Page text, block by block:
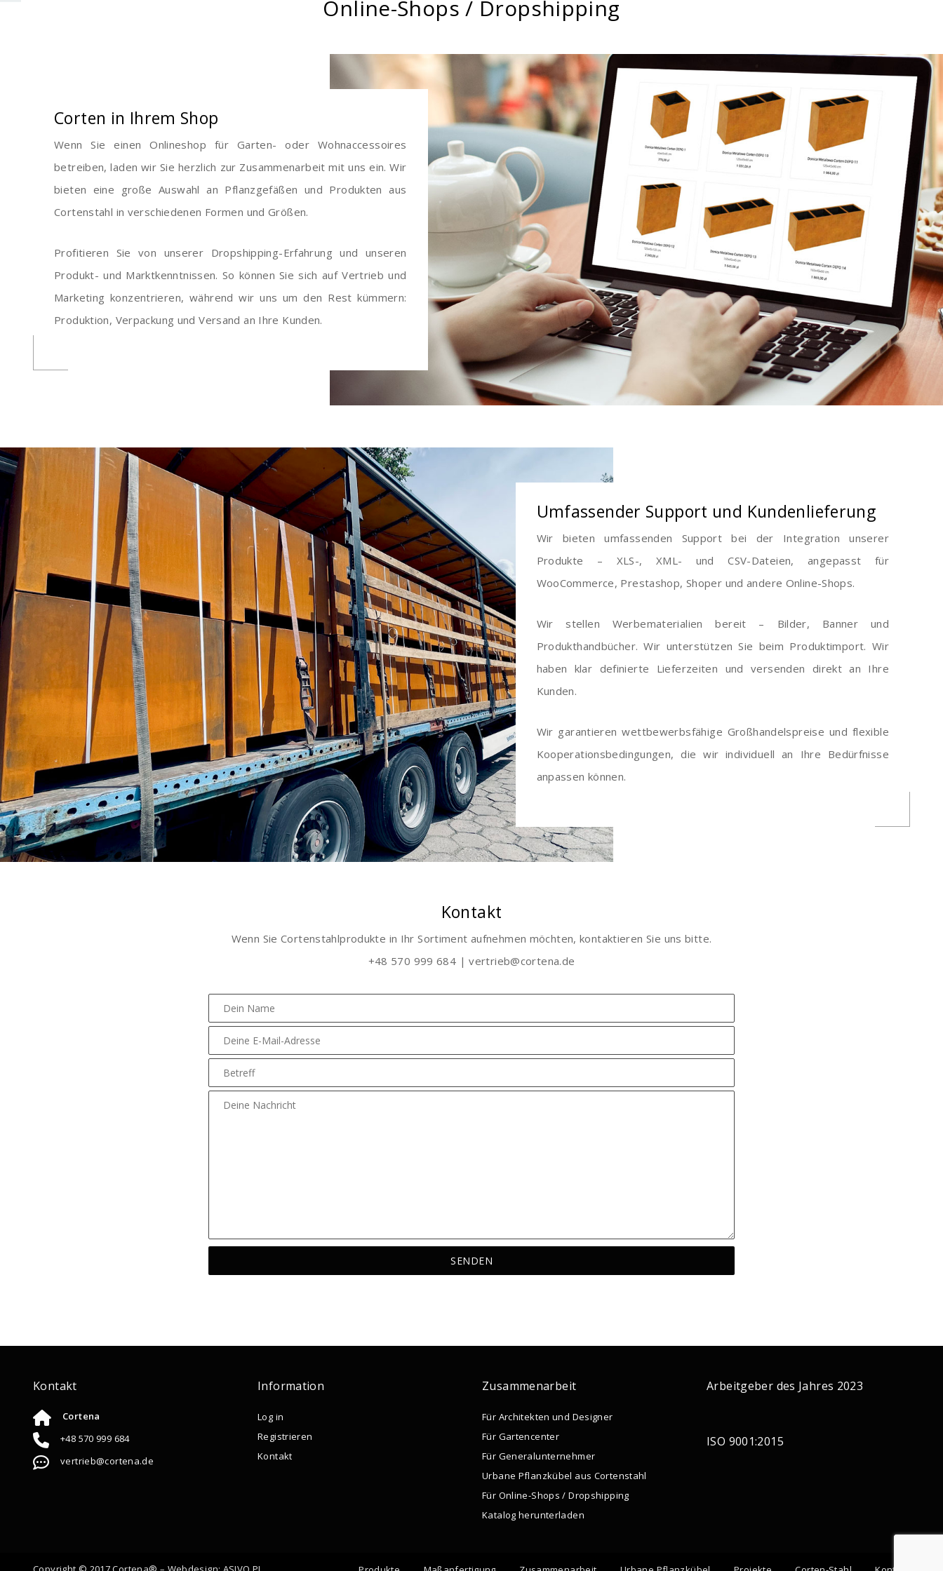
Online-Shops / Dropshipping
Corten in Ihrem Shop
Wenn Sie einen Onlineshop für Garten- oder Wohnaccessoires
betreiben, laden wir Sie herzlich zur Zusammenarbeit mit uns ein. Wir
bieten eine große Auswahl an Pflanzgefäßen und Produkten aus
Cortenstahl in verschiedenen Formen und Größen.
Profitieren Sie von unserer Dropshipping-Erfahrung und unseren
Produkt- und Marktkenntnissen. So können Sie sich auf Vertrieb und
Marketing konzentrieren, während wir uns um den Rest kümmern:
Produktion, Verpackung und Versand an Ihre Kunden.
Umfassender Support und Kundenlieferung
Wir bieten umfassenden Support bei der Integration unserer
Produkte – XLS-, XML- und CSV-Dateien, angepasst für
WooCommerce, Prestashop, Shoper und andere Online-Shops.
Wir stellen Werbematerialien bereit – Bilder, Banner und
Produkthandbücher. Wir unterstützen Sie beim Produktimport. Wir
haben klar definierte Lieferzeiten und versenden direkt an Ihre
Kunden.
Wir garantieren wettbewerbsfähige Großhandelspreise und flexible
Kooperationsbedingungen, die wir individuell an Ihre Bedürfnisse
anpassen können.
Kontakt
Wenn Sie Cortenstahlprodukte in Ihr Sortiment aufnehmen möchten, kontaktieren Sie uns bitte.
+48 570 999 684 | vertrieb@cortena.de
Kontakt
Cortena
+48 570 999 684
vertrieb@cortena.de
Information
Log in
Registrieren
Kontakt
Zusammenarbeit
Für Architekten und Designer
Für Gartencenter
Für Generalunternehmer
Urbane Pflanzkübel aus Cortenstahl
Für Online-Shops / Dropshipping
Katalog herunterladen
Arbeitgeber des Jahres 2023
ISO 9001:2015